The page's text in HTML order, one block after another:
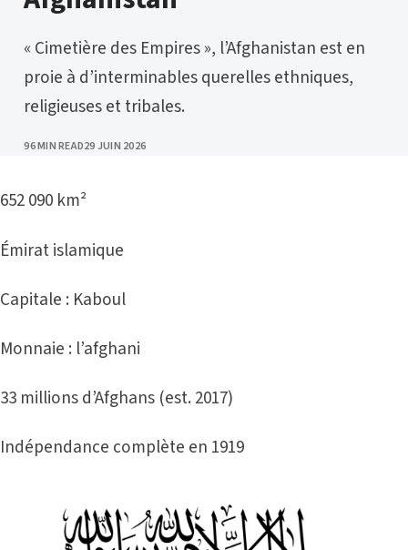
« Cimetière des Empires », l’Afghanistan est en
proie à d’interminables querelles ethniques,
religieuses et tribales.
96 MIN READPUBLISHED
29 JUIN 2026
652 090 km²
Émirat islamique
Capitale : Kaboul
Monnaie : l’afghani
33 millions d’Afghans (est. 2017)
Indépendance complète en 1919